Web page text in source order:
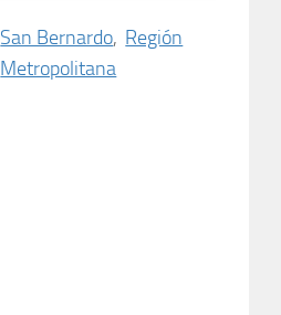
San Bernardo, Región
Metropolitana